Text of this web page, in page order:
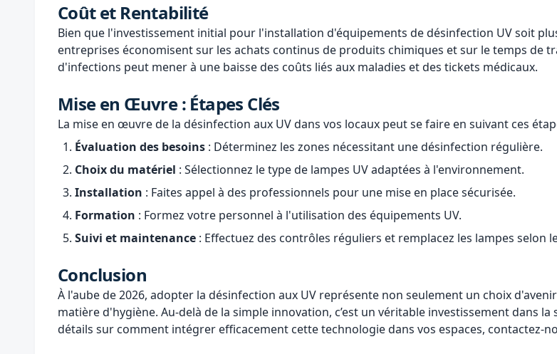
Coût et Rentabilité
Bien que l'investissement initial pour l'installation d'équipements de désinfection UV soit
entreprises économisent sur les achats continus de produits chimiques et sur le temps de
d'infections peut mener à une baisse des coûts liés aux maladies et des tickets médicaux.
Mise en Œuvre : Étapes Clés
La mise en œuvre de la désinfection aux UV dans vos locaux peut se faire en suivant ces
Évaluation des besoins : Déterminez les zones nécessitant une désinfection régulière.
Choix du matériel : Sélectionnez le type de lampes UV adaptées à l'environnement.
Installation : Faites appel à des professionnels pour une mise en place sécurisée.
Formation : Formez votre personnel à l'utilisation des équipements UV.
Suivi et maintenance : Effectuez des contrôles réguliers et remplacez les lampes selon
Conclusion
À l'aube de 2026, adopter la désinfection aux UV représente non seulement un choix
matière d'hygiène. Au-delà de la simple innovation, c’est un véritable investissement dans
détails sur comment intégrer efficacement cette technologie dans vos espaces, contactez-